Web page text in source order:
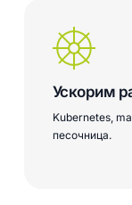
Ускорим
Kubernetes,
песочница.
more